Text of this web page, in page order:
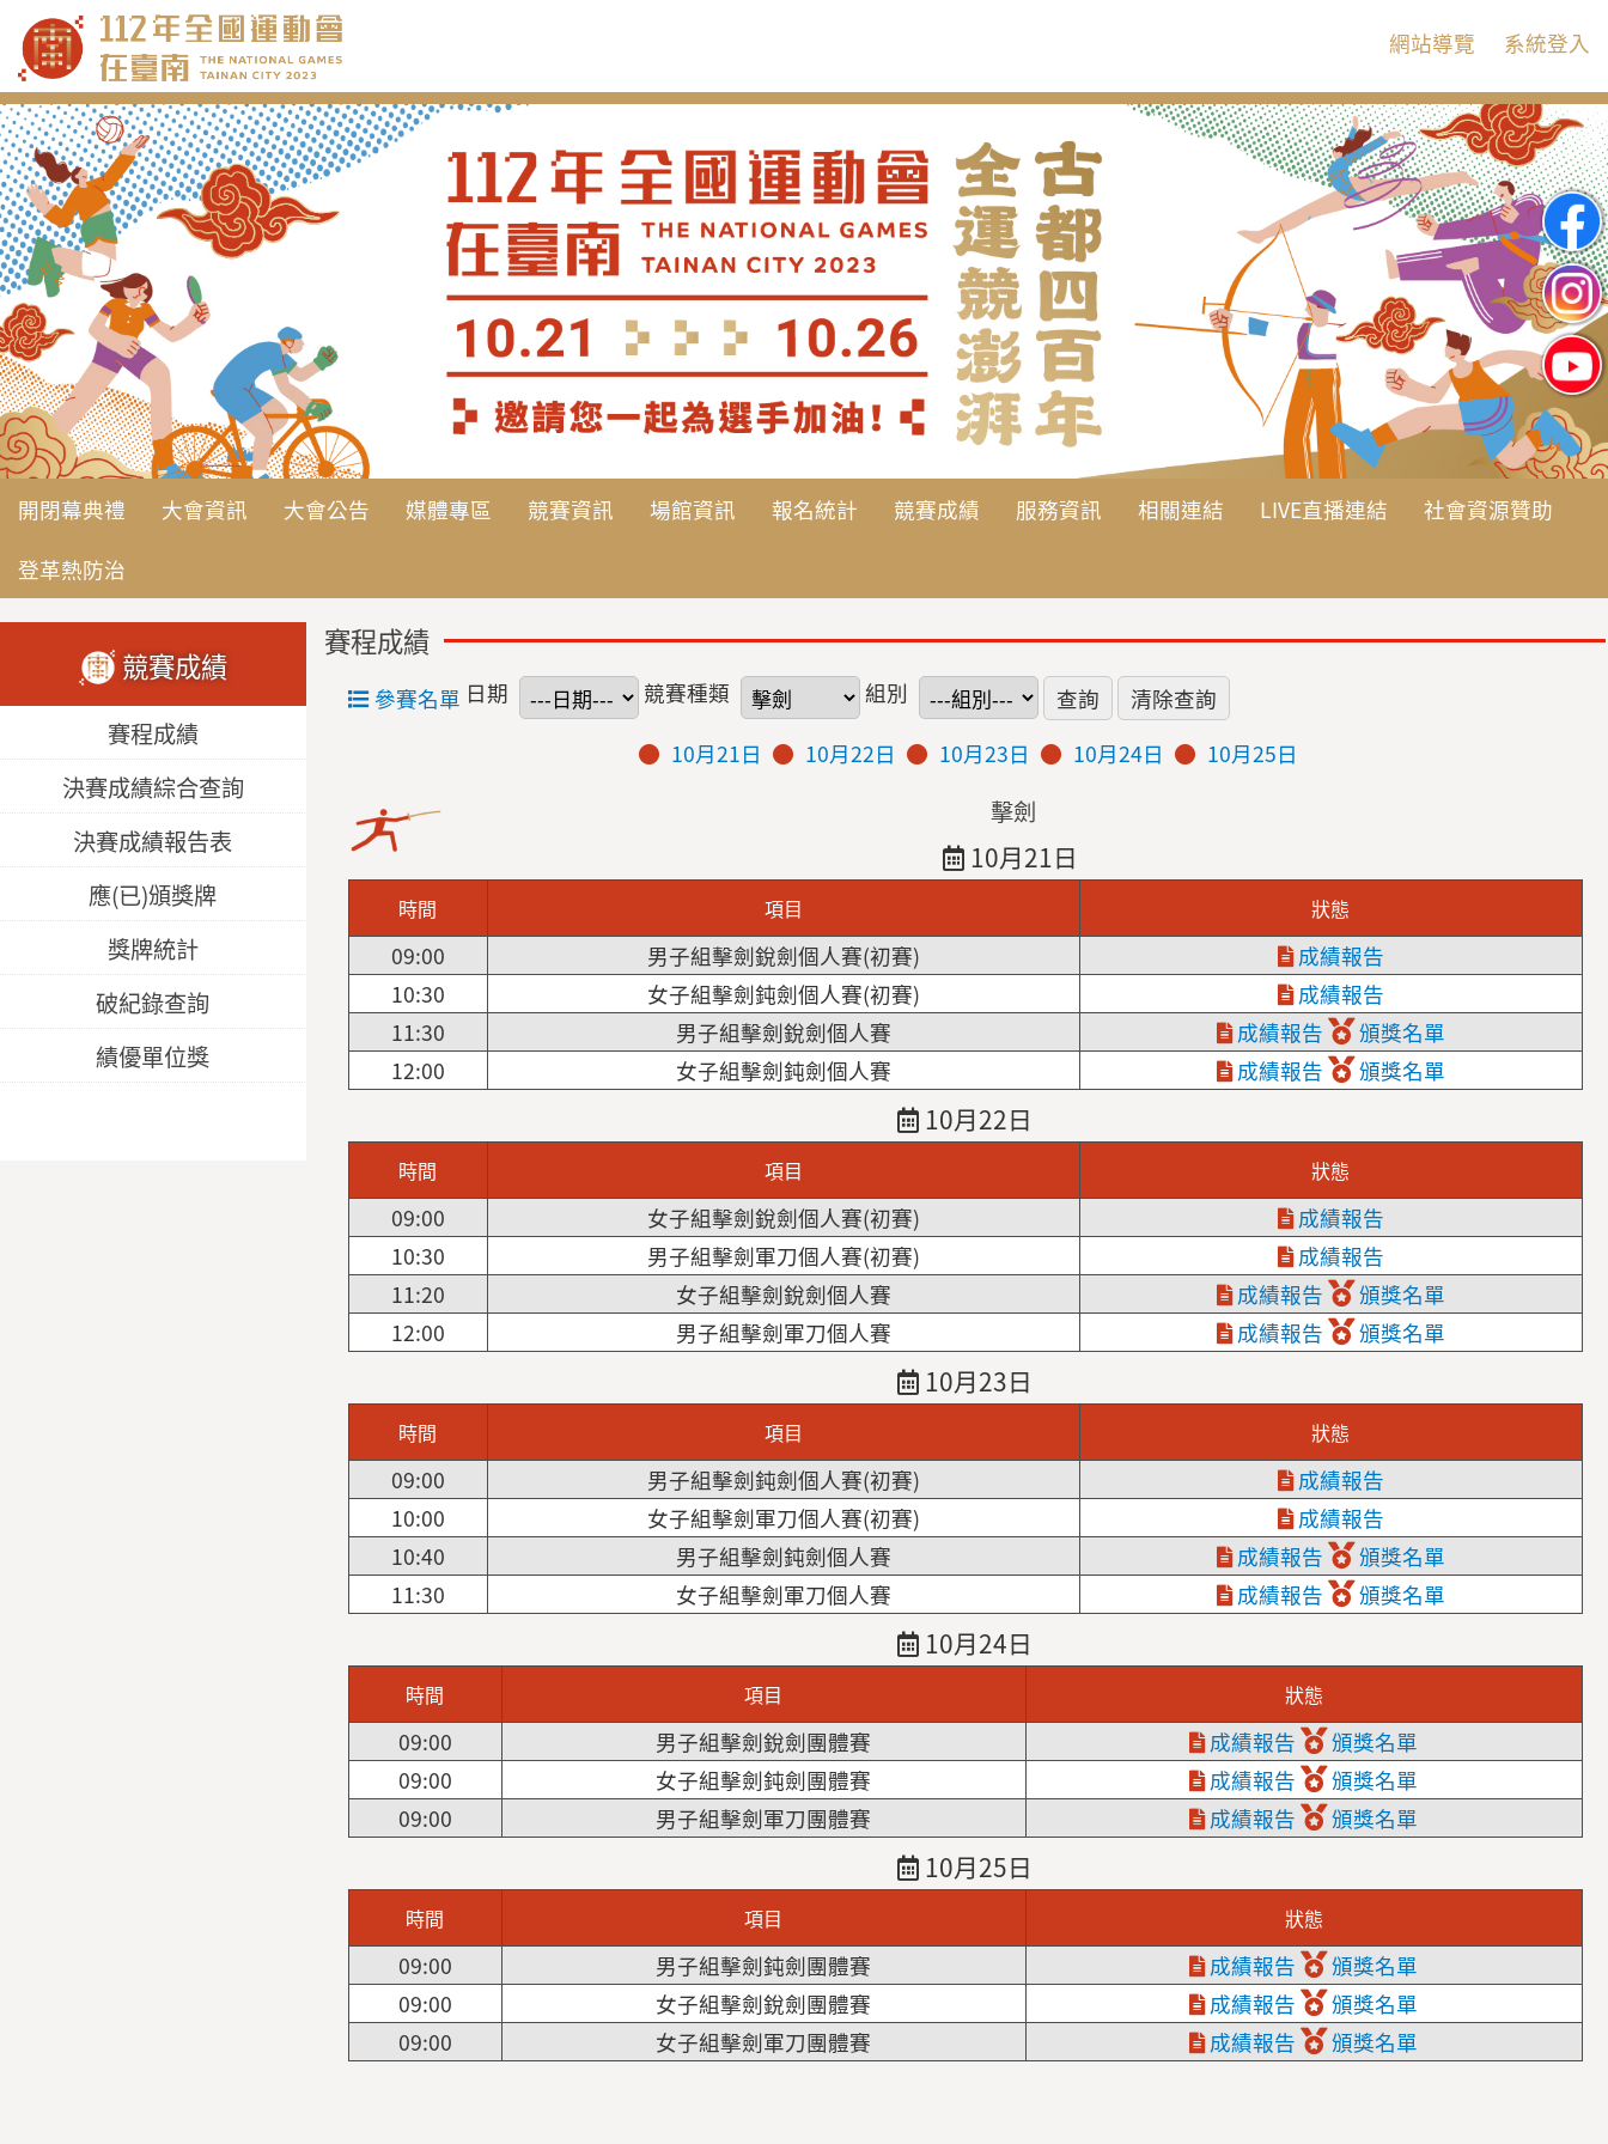
要
內
容
網站導覽 系統登入
開閉幕典禮 大會資訊 大會公告 媒體專區 競賽資訊 場館資訊 報名統計 競賽成績 服務資訊 相關連結 LIVE直播連結
社會資源贊助
登革熱防治
競賽成績
賽程成績
決賽成績綜合查詢
決賽成績報告表
應(已)頒獎牌
獎牌統計
破紀錄查詢
績優單位獎
賽程成績
參賽名單 日期 競賽種類 組別
10月21日 10月22日 10月23日 10月24日 10月25日
擊劍
10月21日
時間 項目 狀態
09:00 男子組擊劍銳劍個人賽(初賽)
成績報告
10:30
女子組擊劍鈍劍個人賽(初賽)
成績報告
11:30
男子組擊劍銳劍個人賽 成績報告
頒獎名單
12:00
女子組擊劍鈍劍個人賽 成績報告 頒獎名單
10月22日
時間 項目 狀態
09:00 女子組擊劍銳劍個人賽(初賽)
成績報告
10:30
男子組擊劍軍刀個人賽(初賽)
成績報告
11:20
女子組擊劍銳劍個人賽 成績報告
頒獎名單
12:00
男子組擊劍軍刀個人賽 成績報告 頒獎名單
10月23日
時間 項目 狀態
09:00 男子組擊劍鈍劍個人賽(初賽)
成績報告
10:00
女子組擊劍軍刀個人賽(初賽)
成績報告
10:40
男子組擊劍鈍劍個人賽 成績報告
頒獎名單
11:30
女子組擊劍軍刀個人賽 成績報告 頒獎名單
10月24日
時間 項目 狀態
09:00 男子組擊劍銳劍團體賽 成績報告
頒獎名單
09:00
女子組擊劍鈍劍團體賽 成績報告
頒獎名單
09:00
男子組擊劍軍刀團體賽 成績報告 頒獎名單
10月25日
時間 項目 狀態
09:00 男子組擊劍鈍劍團體賽 成績報告
頒獎名單
09:00
女子組擊劍銳劍團體賽 成績報告
頒獎名單
09:00
女子組擊劍軍刀團體賽 成績報告 頒獎名單